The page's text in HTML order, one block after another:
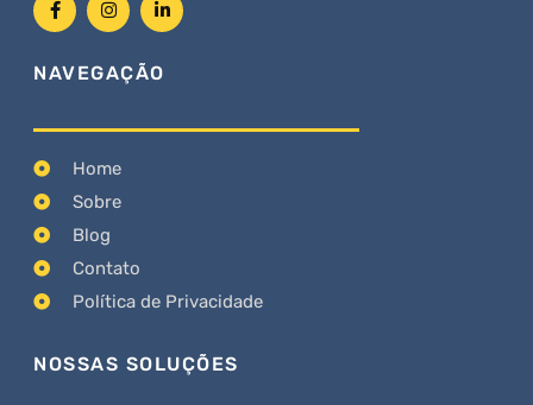
NAVEGAÇÃO
Home
Sobre
Blog
Contato
Política de Privacidade
NOSSAS SOLUÇÕES